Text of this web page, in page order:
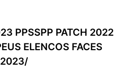
PPSSPP PATCH 2022
ELENCOS FACES
2023/